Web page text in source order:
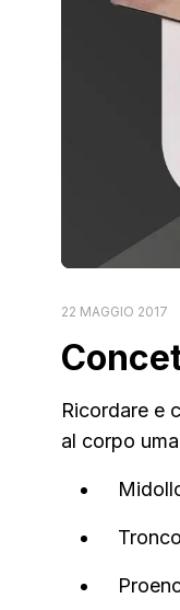
22 MAGGIO 2017
Ricordare e
al corpo